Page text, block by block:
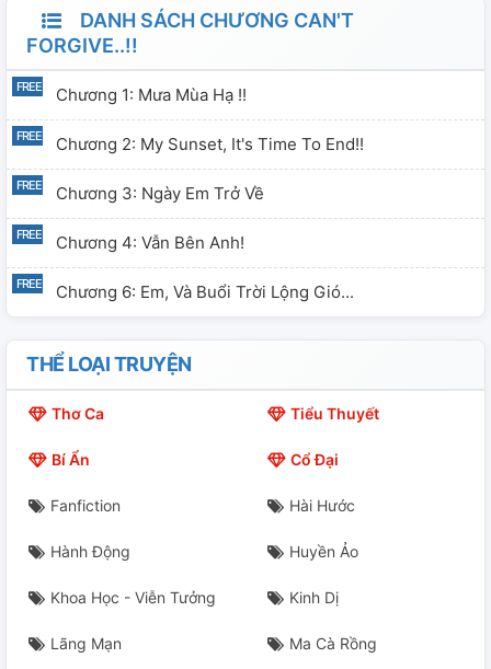
DANH SÁCH CHƯƠNG CAN'T
FORGIVE..!!
Chương 1: Mưa Mùa Hạ !!
Chương 2: My Sunset, It's Time To End!!
Chương 3: Ngày Em Trở Về
Chương 4: Vẫn Bên Anh!
Chương 6: Em, Và Buổi Trời Lộng Gió...
THỂ LOẠI TRUYỆN
Thơ Ca Tiểu Thuyết
Bí Ẩn Cổ Đại
Fanfiction Hài Hước
Hành Động Huyền Ảo
Khoa Học - Viễn Tưởng Kinh Dị
Lãng Mạn Ma Cà Rồng